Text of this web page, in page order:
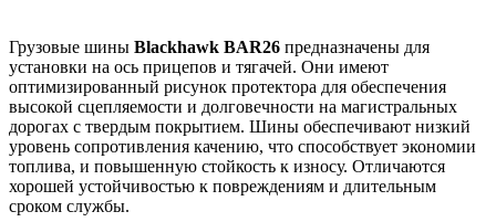
Грузовые шины Blackhawk BAR26 предназначены для
установки на ось прицепов и тягачей. Они имеют
оптимизированный рисунок протектора для обеспечения
высокой сцепляемости и долговечности на магистральных
дорогах с твердым покрытием. Шины обеспечивают низкий
уровень сопротивления качению, что способствует экономии
топлива, и повышенную стойкость к износу. Отличаются
хорошей устойчивостью к повреждениям и длительным
сроком службы.